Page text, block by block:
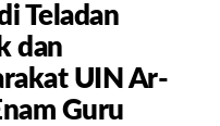
Teladan
dan
UIN Ar-
Guru